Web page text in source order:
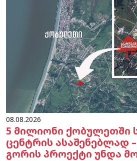
08.08.2026
5 მილიონი ქობულეთში
ცენტრის ასაშენებლად
გორის პროექტი უნდა